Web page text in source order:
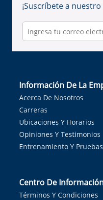
¡Suscríbete a
Información De La
Acerca De Nosotros
Carreras
Ubicaciones Y Horarios
Opiniones Y Testimonios
Entrenamiento Y Pruebas
Centro De
Términos Y Condiciones